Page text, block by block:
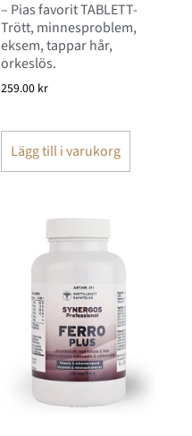
– Pias favorit TABLETT-
Trött, minnesproblem,
eksem, tappar hår,
orkeslös.
259.00 kr
Lägg till i varukorg